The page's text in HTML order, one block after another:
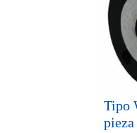
Tipo